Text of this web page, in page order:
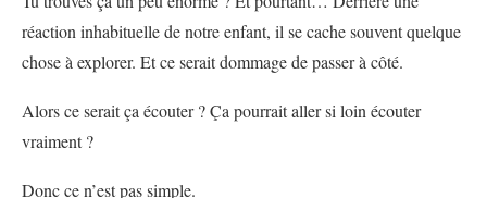
réaction inhabituelle de notre enfant, il se cache souvent quelque
chose à explorer. Et ce serait dommage de passer à côté.
Alors ce serait ça écouter ? Ça pourrait aller si loin écouter
vraiment ?
Donc ce n’est pas simple.